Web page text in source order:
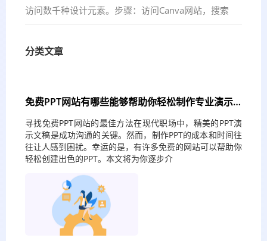
访问数千种设计元素。步骤：访问Canva网站，搜索
分类文章
免费PPT网站有哪些能够帮助你轻松制作专业演示
寻找免费PPT网站的最佳方法在现代职场中，精美的PPT演
示文稿是成功沟通的关键。然而，制作PPT的成本和时间往
往让人感到困扰。幸运的是，有许多免费的网站可以帮助你
轻松创建出色的PPT。本文将为你逐步介